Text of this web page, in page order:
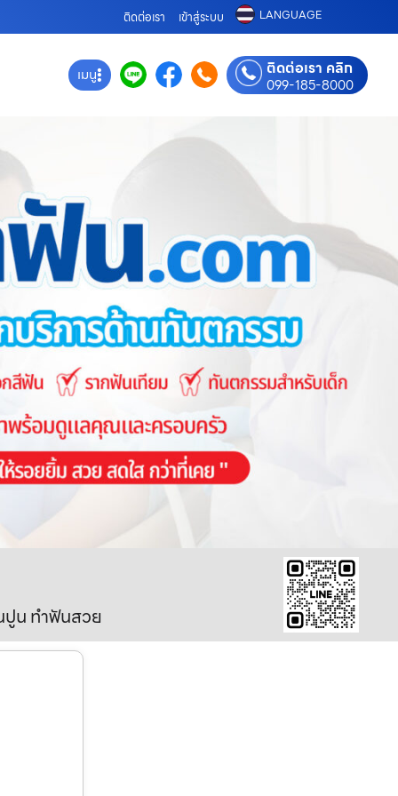
ติดต่อเรา เข้าสู่ระบบ LANGUAGE
เมนู ติดต่อเรา คลิก
099-185-8000
น ทำฟันสวย